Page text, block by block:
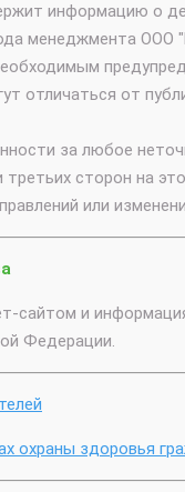
информацию о
менеджмента
отличаться от
за любое
третьих сторон на
или
сайтом и
Федерации.
охраны здоровья